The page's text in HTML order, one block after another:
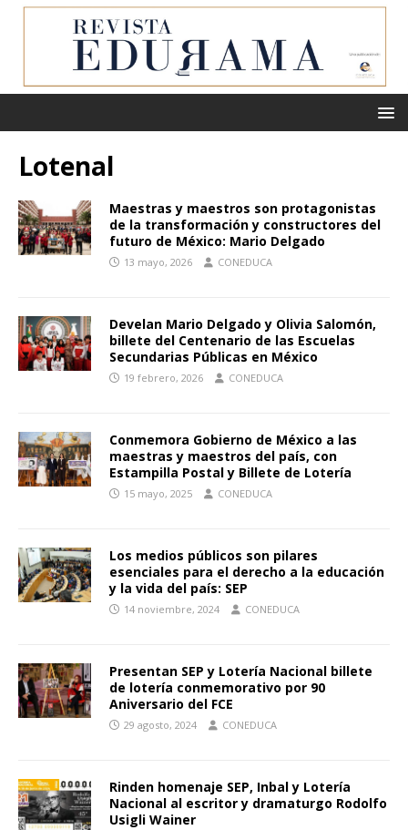
Lotenal
Maestras y maestros son protagonistas
de la transformación y constructores del
futuro de México: Mario Delgado
13 mayo, 2026 CONEDUCA
Develan Mario Delgado y Olivia Salomón,
billete del Centenario de las Escuelas
Secundarias Públicas en México
19 febrero, 2026 CONEDUCA
Conmemora Gobierno de México a las
maestras y maestros del país, con
Estampilla Postal y Billete de Lotería
15 mayo, 2025 CONEDUCA
Los medios públicos son pilares
esenciales para el derecho a la educación
y la vida del país: SEP
14 noviembre, 2024 CONEDUCA
Presentan SEP y Lotería Nacional billete
de lotería conmemorativo por 90
Aniversario del FCE
29 agosto, 2024 CONEDUCA
Rinden homenaje SEP, Inbal y Lotería
Nacional al escritor y dramaturgo Rodolfo
Usigli Wainer